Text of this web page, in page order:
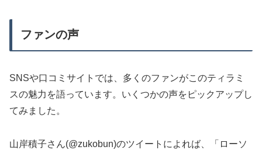
ファンの声
SNSや口コミサイトでは、多くのファンがこのティラミ
スの魅力を語っています。いくつかの声をピックアップし
てみました。
山岸積子さん(@zukobun)のツイートによれば、「ローソ